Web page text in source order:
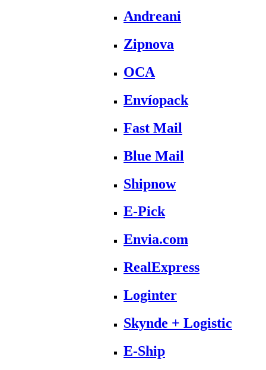
Andreani
Zipnova
OCA
Envíopack
Fast Mail
Blue Mail
Shipnow
E-Pick
Envia.com
RealExpress
Loginter
Skynde + Logistic
E-Ship